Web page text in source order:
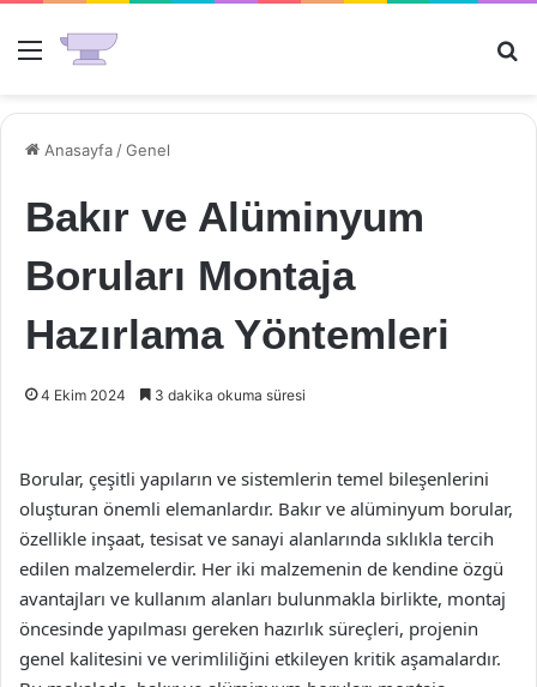
Menü
Anasayfa /Genel
Bakır ve Alüminyum
Boruları Montaja
Hazırlama Yöntemleri
4 Ekim 2024 3 dakika okuma süresi
Borular, çeşitli yapıların ve sistemlerin temel bileşenlerini
oluşturan önemli elemanlardır. Bakır ve alüminyum borular,
özellikle inşaat, tesisat ve sanayi alanlarında sıklıkla tercih
edilen malzemelerdir. Her iki malzemenin de kendine özgü
avantajları ve kullanım alanları bulunmakla birlikte, montaj
öncesinde yapılması gereken hazırlık süreçleri, projenin
genel kalitesini ve verimliliğini etkileyen kritik aşamalardır.